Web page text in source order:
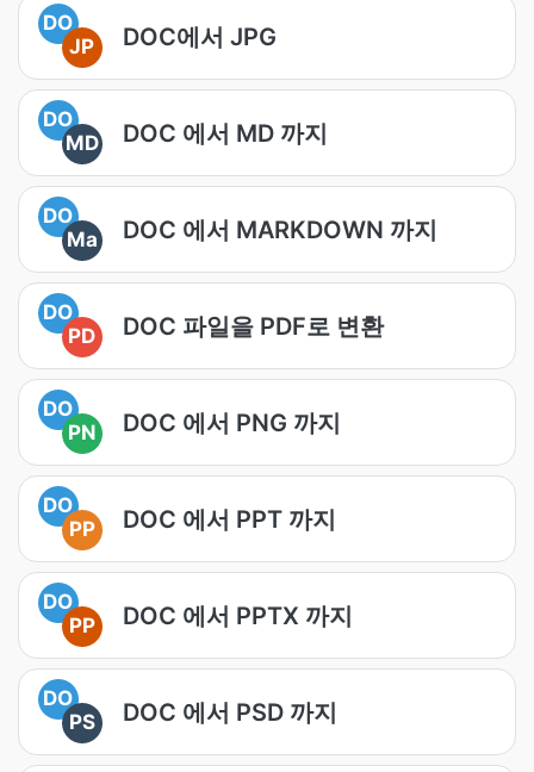
DO
JP
DOC에서 JPG
DO
MD
DOC 에서 MD 까지
DO
Ma
DOC 에서 MARKDOWN 까지
DO
PD
DOC 파일을 PDF로 변환
DO
PN
DOC 에서 PNG 까지
DO
PP
DOC 에서 PPT 까지
DO
PP
DOC 에서 PPTX 까지
DO
PS
DOC 에서 PSD 까지